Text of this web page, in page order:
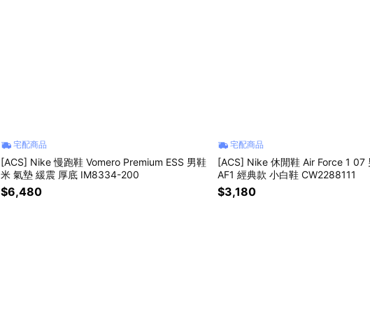
宅配商品
[ACS] Nike 慢跑鞋 Vomero Premium ESS 男鞋
米 氣墊 緩震 厚底 IM8334-200
$6,480
宅配商品
[ACS] Nike 休閒鞋 Air Force 1 07
AF1 經典款 小白鞋 CW2288111
$3,180